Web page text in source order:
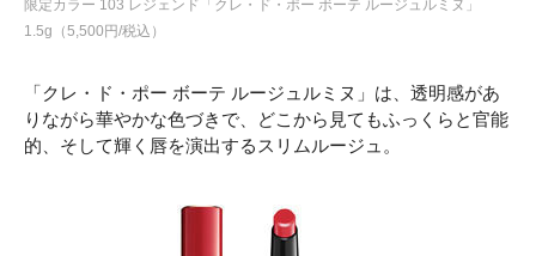
限定カラー 103 レジェンド「クレ・ド・ポー ボーテ ルージュルミヌ」
1.5g（5,500円/税込）
「クレ・ド・ポー ボーテ ルージュルミヌ」は、透明感があ
りながら華やかな色づきで、どこから見てもふっくらと官能
的、そして輝く唇を演出するスリムルージュ。